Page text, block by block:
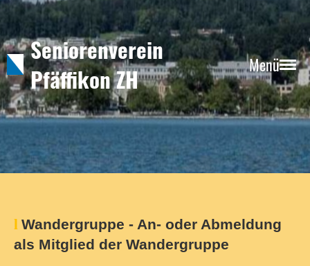
Menü
Seniorenverein
Pfäffikon ZH
l Wandergruppe - An- oder Abmeldung
als Mitglied der Wandergruppe